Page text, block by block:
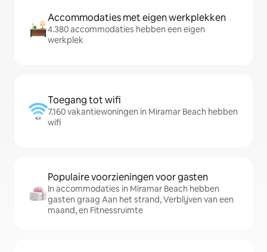
Accommodaties met eigen werkplekken
4.380 accommodaties hebben een eigen
werkplek
Toegang tot wifi
7.160 vakantiewoningen in Miramar Beach hebben
wifi
Populaire voorzieningen voor gasten
In accommodaties in Miramar Beach hebben
gasten graag Aan het strand, Verblijven van een
maand, en Fitnessruimte